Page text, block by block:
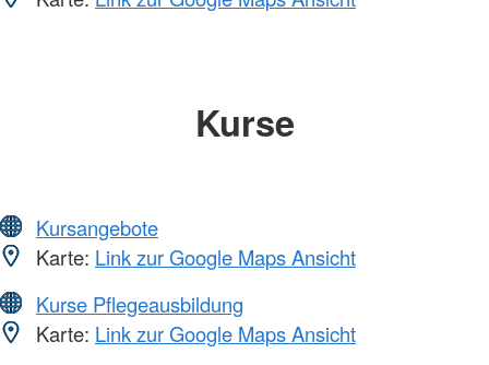
Kurse
Kursangebote
Karte: Link zur Google Maps Ansicht
Kurse Pflegeausbildung
Karte: Link zur Google Maps Ansicht